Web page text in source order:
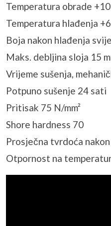
Temperatura obrade
Temperatura hlađenja
Boja nakon hlađenja
Maks. debljina sloja 15
Vrijeme sušenja,
Potpuno sušenje 24 sati
Pritisak 75 N/mm²
Shore hardness 70
Prosječna tvrdoća nakon
Otpornost na